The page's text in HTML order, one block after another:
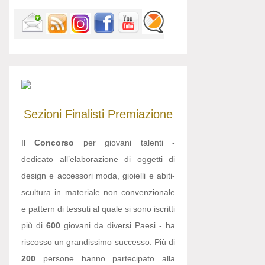
Sezioni Finalisti Premiazione
IlConcorso per giovani talenti -
dedicato all’elaborazione di oggetti di
design e accessori moda, gioielli e abiti-
scultura in materiale non convenzionale
e pattern di tessuti al quale si sono iscritti
più di 600 giovani da diversi Paesi - ha
riscosso un grandissimo successo. Più di
200 persone hanno partecipato alla